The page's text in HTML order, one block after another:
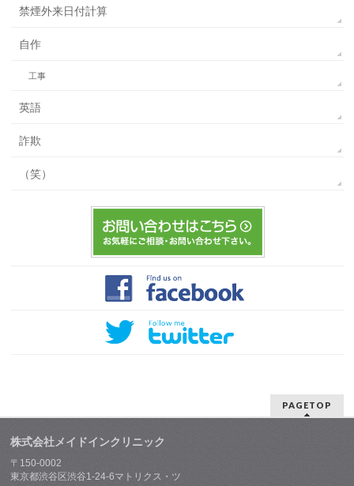
禁煙外来日付計算
自作
工事
英語
詐欺
（笑）
PAGETOP
株式会社メイドインクリニック
〒150-0002
東京都渋谷区渋谷1-24-6マトリクス・ツ